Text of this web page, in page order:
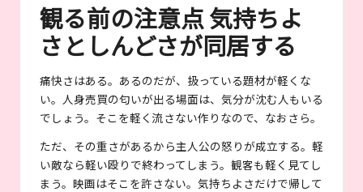
観る前の注意点 気持ちよ
さとしんどさが同居する
痛快さはある。あるのだが、扱っている題材が軽くな
い。人身売買の匂いが出る場面は、気分が沈む人もいる
でしょう。そこを軽く流さない作りなので、なおさら。
ただ、その重さがあるから主人公の怒りが成立する。軽
い敵なら軽い殴りで終わってしまう。観客も軽く見てし
まう。映画はそこを許さない。気持ちよさだけで帰して